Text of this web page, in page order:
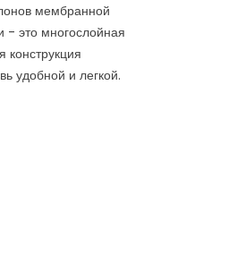
мембранной
- это многослойная
удобной и легкой.